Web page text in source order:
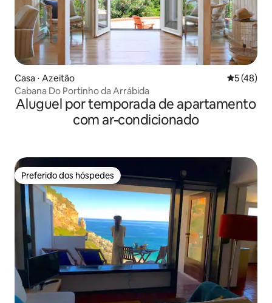
Casa ⋅ Azeitão 5 de uma
5 (48)
Cabana Do Portinho da Arrábida
Aluguel por temporada de apartamento
com ar-condicionado
Preferido dos hóspedes
Preferido dos hóspedes